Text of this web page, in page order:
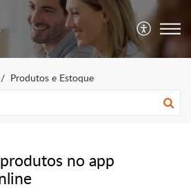
Produtos e Estoque
no app